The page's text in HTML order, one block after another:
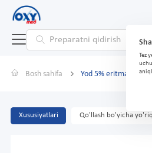
Tez
Bosh sahifa Yod 5% eritmasi 25
Xususiyatlari Qo'llash bo'yicha